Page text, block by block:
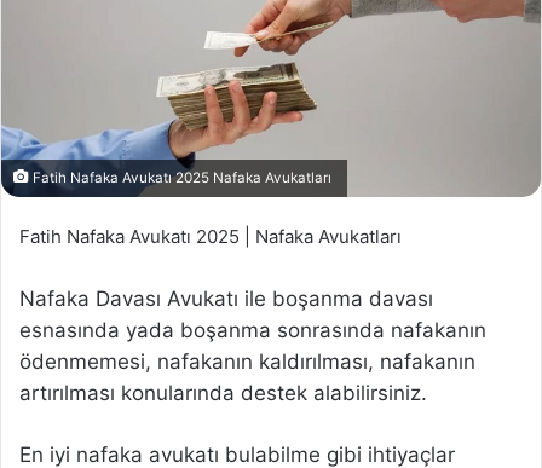
Fatih Nafaka Avukatı 2025 Nafaka Avukatları
Fatih Nafaka Avukatı 2025 | Nafaka Avukatları
Nafaka Davası Avukatı ile boşanma davası
esnasında yada boşanma sonrasında nafakanın
ödenmemesi, nafakanın kaldırılması, nafakanın
artırılması konularında destek alabilirsiniz.
En iyi nafaka avukatı bulabilme gibi ihtiyaçlar